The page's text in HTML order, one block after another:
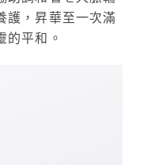
護，昇華至一次滿
的平和。